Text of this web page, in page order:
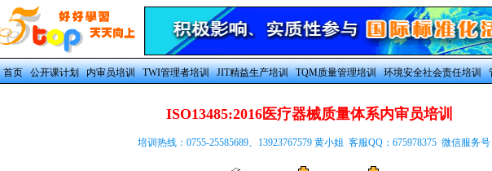
首页 公开课计划 内审员培训 TWI管理者培训 JIT精益生产培训 TQM质量管理培训 环境安全社会责任培训
ISO13485:2016医疗器械质量体系内审员培训
培训热线：0755-25585689、13923767579 黄小姐 客服QQ：675978375 微信服务号